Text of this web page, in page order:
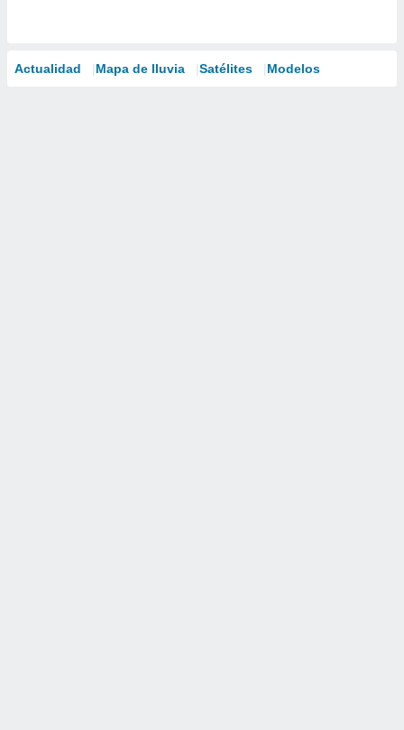
Actualidad Mapa de lluvia Satélites Modelos